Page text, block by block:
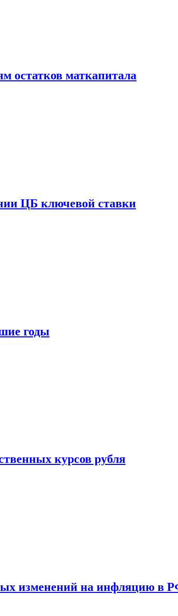
остатков маткапитала
ЦБ ключевой ставки
годы
курсов рубля
изменений на инфляцию в